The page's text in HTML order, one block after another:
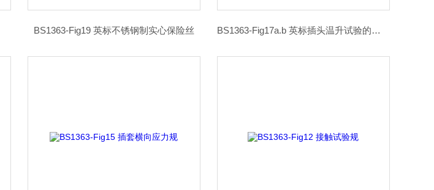
BS1363-Fig19 英标不锈钢制实心保险丝 BS1363-Fig17a.b 英标插头温升试验的试验装置